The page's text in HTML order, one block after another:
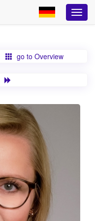
go to Overview